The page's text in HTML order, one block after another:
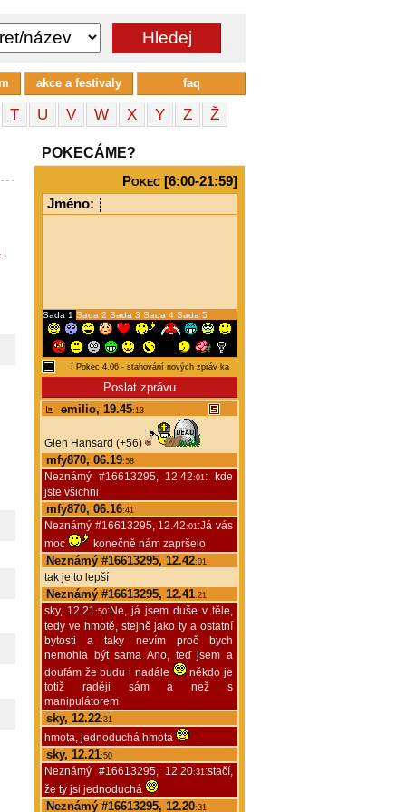
T U V W X Y Z
Ž
POKECÁME?
Pokec [6:00-21:59]
Jméno:
Sada 1 Sada 2 Sada 3 Sada 4 Sada 5
emilio, 19.45:13
Glen Hansard (+56)
mfy870, 06.19:58
Neznámý #16613295, 12.42:01: kde
jste všichni
mfy870, 06.16:41
Neznámý #16613295, 12.42:01:Já vás
moc
konečně nám zapršelo
Neznámý #16613295, 12.42:01
tak je to lepší
Neznámý #16613295, 12.41:21
sky, 12.21:50:Ne, já jsem duše v těle,
tedy ve hmotě, stejně jako ty a ostatní
bytosti a taky nevím proč bych
nemohla být sama Ano, teď jsem a
doufám že budu i nadále
někdo je
totiž raději sám a než s
manipulátorem
sky, 12.22:31
hmota, jednoduchá hmota
sky, 12.21:50
Neznámý #16613295, 12.20:31:stačí,
že ty jsi jednoduchá
Neznámý #16613295, 12.20:31
akce a festivaly faq